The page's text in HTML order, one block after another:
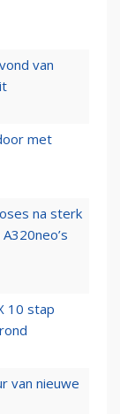
van
met
na sterk
10 stap
van nieuwe